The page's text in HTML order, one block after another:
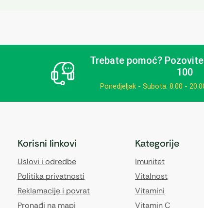
Trebate pomoć?Pozovite
100
Ponedjeljak - Subota: 8:00 -
Korisni linkovi
Uslovi i odredbe
Politika privatnosti
Reklamacije i povrat
Pronađi na mapi
Kategorije
Imunitet
Vitalnost
Vitamini
Vitamin C